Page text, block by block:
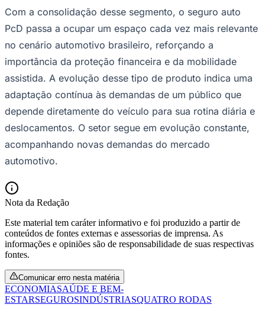
Com a consolidação desse segmento, o seguro auto
PcD passa a ocupar um espaço cada vez mais relevante
no cenário automotivo brasileiro, reforçando a
importância da proteção financeira e da mobilidade
assistida. A evolução desse tipo de produto indica uma
adaptação contínua às demandas de um público que
depende diretamente do veículo para sua rotina diária e
deslocamentos. O setor segue em evolução constante,
acompanhando novas demandas do mercado
automotivo.
Nota da Redação
Este material tem caráter informativo e foi produzido a partir de
conteúdos de fontes externas e assessorias de imprensa. As
informações e opiniões são de responsabilidade de suas respectivas
fontes.
Comunicar erro nesta matéria
ECONOMIASAÚDE E BEM-
ESTARSEGUROSINDÚSTRIASQUATRO RODAS